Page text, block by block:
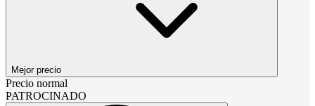
Mejor precio
Precio normal
PATROCINADO